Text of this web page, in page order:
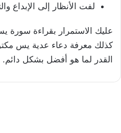
لفت الأنظار إلى الإبداع
عليك الاستمرار بقراءة سورة
كذلك معرفة دعاء عدية يس
القدر لما هو أفضل بشكل دائم.